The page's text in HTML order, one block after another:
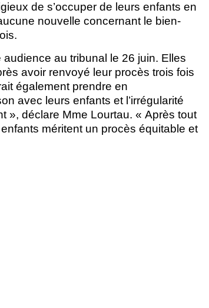
de s’occuper de leurs enfants en
nouvelle concernant le bien-
au tribunal le 26 juin. Elles
avoir renvoyé leur procès trois fois
également prendre en
avec leurs enfants et l’irrégularité
», déclare Mme Lourtau. « Après tout
méritent un procès équitable et